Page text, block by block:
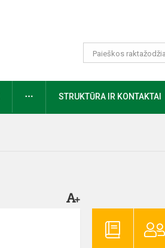
DAUGIAUSTRUKTŪRA IR KONTAKTAI